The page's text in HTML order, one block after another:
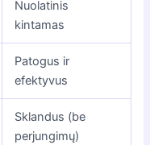
Nuolatinis
kintamas
Patogus ir
efektyvus
Sklandus (be
perjungimų)